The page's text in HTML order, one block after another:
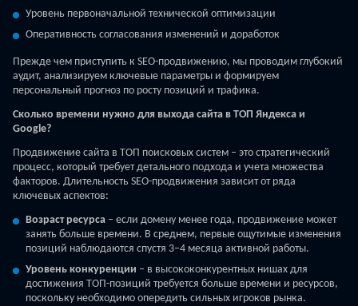
Уровень первоначальной технической оптимизации
Оперативность согласования изменений и доработок
Прежде чем приступить к SEO-продвижению, мы проводим глубокий
аудит, анализируем ключевые параметры и формируем
персональный прогноз по росту позиций и трафика.
Сколько времени нужно для выхода сайта в ТОП Яндекса и
Google?
Продвижение сайта в ТОП поисковых систем – это стратегический
процесс, который требует детального подхода и учета множества
факторов. Длительность SEO-продвижения зависит от ряда
ключевых аспектов:
Возраст ресурса – если домену менее года, продвижение может
занять больше времени. В среднем, первые ощутимые изменения
позиций наблюдаются спустя 3–4 месяца активной работы.
Уровень конкуренции – в высококонкурентных нишах для
достижения ТОП-позиций требуется больше времени и ресурсов,
поскольку необходимо опередить сильных игроков рынка.